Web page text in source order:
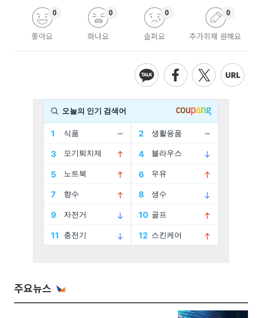
좋아요
0
화나요
0
슬퍼요
0
추가취재 원해요
0
주요뉴스